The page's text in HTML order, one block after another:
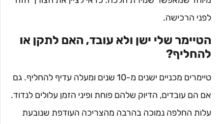
לפני הרכישה.
הטיימר שלי ישן ולא עובד, האם לתקן או
להחליף?
טיימרים מכניים ישנים מ-10 שנים ומעלה עדיף להחליף. גם
אם הם עובדים, הדיוק שלהם פוחת ופיני הזמן עלולים לנדוד.
עלות החלפה נמוכה בהרבה מהצריכה העודפת שנובעת